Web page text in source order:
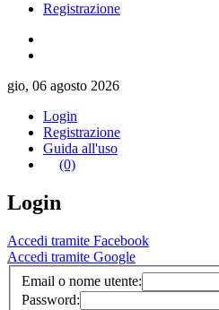
Registrazione
gio, 06 agosto 2026
Login
Registrazione
Guida all'uso
(0)
Login
Accedi tramite Facebook
Accedi tramite Google
Email o nome utente:
Password: